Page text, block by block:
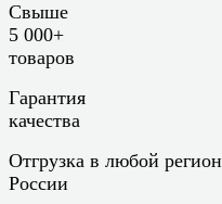
Свыше
5 000+
товаров
Гарантия
качества
Отгрузка в любой регион
России